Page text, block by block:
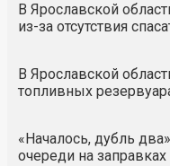
В Ярославской
из-за отсутствия
В Ярославской
топливных
«Началось, дубль
очереди на заправках